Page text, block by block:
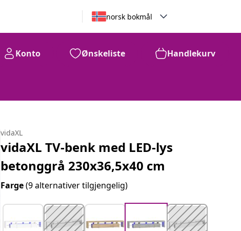
norsk bokmål
Konto Ønskeliste Handlekurv
vidaXL
vidaXL TV-benk med LED-lys
betonggrå 230x36,5x40 cm
Farge(9 alternativer tilgjengelig)